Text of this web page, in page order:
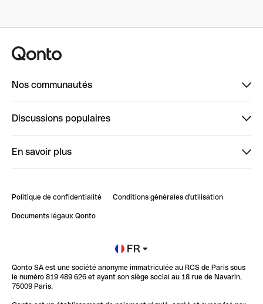
Nos communautés
ClubQonto
Discussions populaires
Impact de l'IA sur les carrières/productivité
En savoir plus
Blog
Newsroom
Glossaire finance
Politique de confidentialité Conditions générales d'utilisation
Documents légaux Qonto
FR
Qonto SA est une société anonyme immatriculée au RCS de Paris sous
le numéro 819 489 626 et ayant son siège social au 18 rue de Navarin,
75009 Paris.